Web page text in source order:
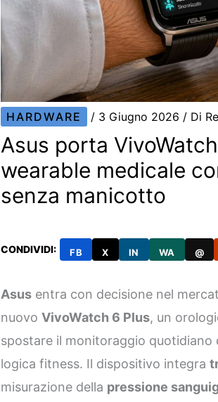
HARDWARE / 3 Giugno 2026 / Di
Asus porta
wearable medicale
senza manicotto
CONDIVIDI: FB X IN WA @
Asus entra con decisione nel
nuovoVivoWatch 6 Plus, un
spostare il monitoraggio quotidiano
logica fitness. Il dispositivo integra
misurazione della pressione